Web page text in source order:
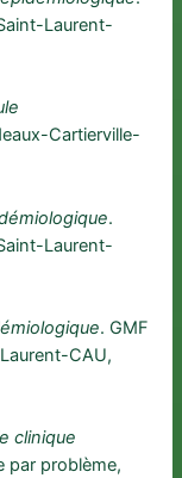
Laurent-
Cartierville-
.
Laurent-
. GMF
CAU,
clinique
par problème,